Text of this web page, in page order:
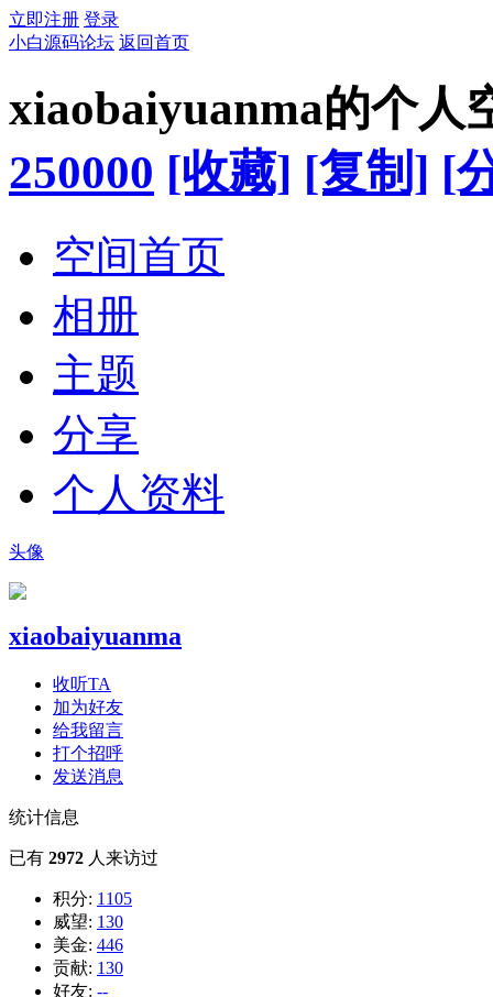
立即注册 登录
小白源码论坛 返回首页
xiaobaiyuanma的个人
250000 [收藏] [复制] [
空间首页
相册
主题
分享
个人资料
头像
xiaobaiyuanma
收听TA
加为好友
给我留言
打个招呼
发送消息
统计信息
已有 2972 人来访过
积分: 1105
威望: 130
美金: 446
贡献: 130
好友: --